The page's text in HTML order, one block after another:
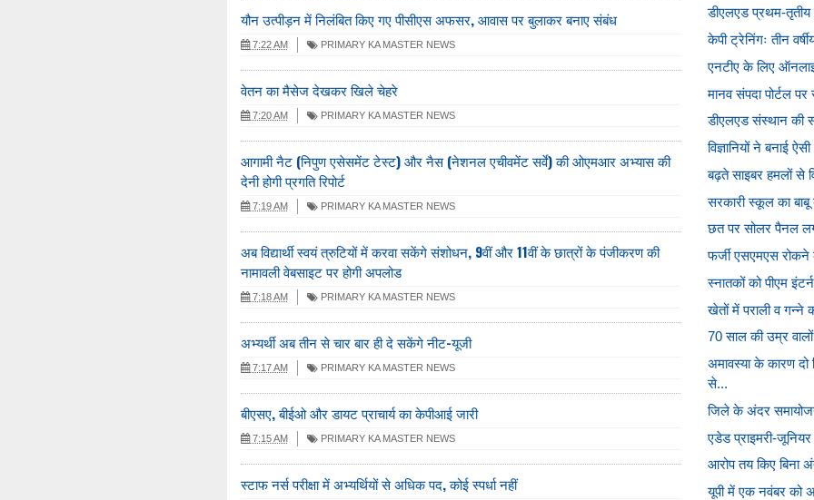
यौन उत्पीड़न में निलंबित किए गए पीसीएस अफसर, आवास पर बुलाकर बनाए संबंध
7:22 AM PRIMARY KA MASTER NEWS
वेतन का मैसेज देखकर खिले चेहरे
7:20 AM PRIMARY KA MASTER NEWS
आगामी नैट (निपुण एसेसमेंट टेस्ट) और नैस (नेशनल एचीवमेंट सर्वे) की ओएमआर अभ्यास की
देनी होगी प्रगति रिपोर्ट
7:19 AM PRIMARY KA MASTER NEWS
अब विद्यार्थी स्वयं त्रुटियों में करवा सकेंगे संशोधन, 9वीं और 11वीं के छात्रों के पंजीकरण की
नामावली वेबसाइट पर होगी अपलोड
7:18 AM PRIMARY KA MASTER NEWS
अभ्यर्थी अब तीन से चार बार ही दे सकेंगे नीट-यूजी
7:17 AM PRIMARY KA MASTER NEWS
बीएसए, बीईओ और डायट प्राचार्य का केपीआई जारी
7:15 AM PRIMARY KA MASTER NEWS
स्टाफ नर्स परीक्षा में अभ्यर्थियों से अधिक पद, कोई स्पर्धा नहीं
डीएलएड प्रथम-तृतीय
केपी ट्रेनिंगः तीन
एनटीए के लिए
मानव संपदा पोर्टल पर
डीएलएड संस्थान की
विज्ञानियों ने बनाई
बढ़ते साइबर हमलों से
सरकारी स्कूल का बाबू
छत पर सोलर पैनल
फर्जी एसएमएस
स्नातकों को पीएम
खेतों में पराली व गन्ने
70 साल की उम्र
अमावस्या के कारण
से...
जिले के अंदर
एडेड प्राइमरी-जूनियर
आरोप तय किए बिना
यूपी में एक नवंबर को